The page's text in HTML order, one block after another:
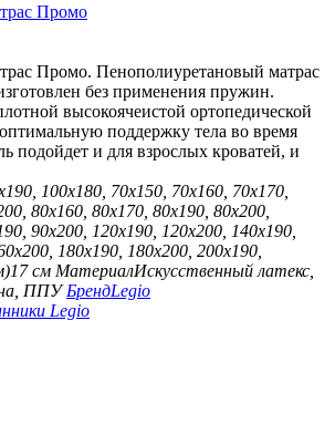
Промо
Промо. Пенополиуретановый матрас
без применения пружин.
высокоячеистой ортопедической
поддержку тела во время
подойдет и для взрослых кроватей, и
100х180, 70х150, 70х160, 70х170,
80х160, 80х170, 80х190, 80х200,
90х200, 120х190, 120х200, 140х190,
180х190, 180х200, 200х190,
17 см МатериалИскусственный латекс,
ППУ БрендLegio
Legio